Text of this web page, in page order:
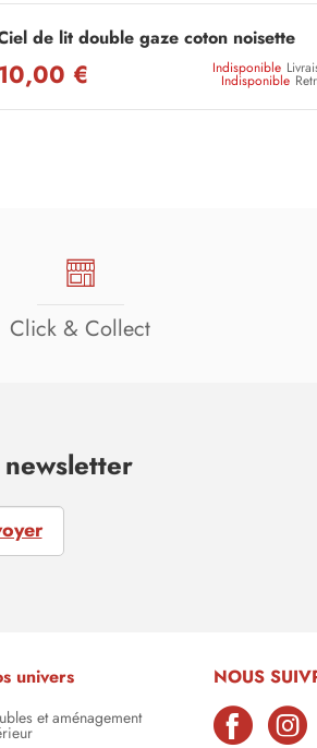
de lit double gaze coton noisette
€ Indisponible
Indisponible
Click & Collect
univers
et aménagement
NOUS